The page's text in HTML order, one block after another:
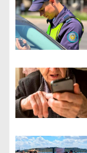
г
а
ц
и
я
п